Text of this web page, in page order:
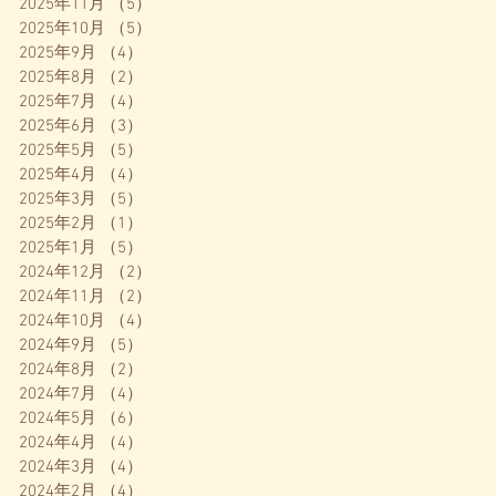
2025年11月
（5）
2025年10月
（5）
2025年9月
（4）
2025年8月
（2）
2025年7月
（4）
2025年6月
（3）
2025年5月
（5）
2025年4月
（4）
2025年3月
（5）
2025年2月
（1）
2025年1月
（5）
2024年12月
（2）
2024年11月
（2）
2024年10月
（4）
2024年9月
（5）
2024年8月
（2）
2024年7月
（4）
2024年5月
（6）
2024年4月
（4）
2024年3月
（4）
2024年2月
（4）